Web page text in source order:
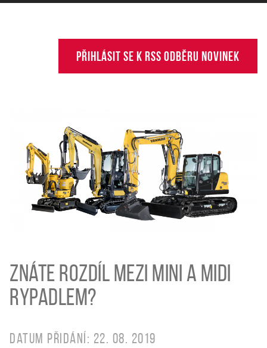
Přihlásit se k RSS odběru novinek
Znáte rozdíl mezi MINI a MIDI
rypadlem?
Datum přidání: 22. 08. 2019